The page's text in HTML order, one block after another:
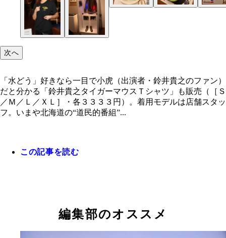
も販売（［Ｓ／Ｍ／Ｌ／ＸＬ］・各３３３３円）
レンチノ」ではないことに気付かず、韓国で約３
９８年放送の「シェフ大泉 車内でクリスマス・
ィー」で大泉が作った「エビチリ プレート」（
対決列島メニューの「宮城対決 ずんだ餅」（オ
ルカップ付き・１６８０円）。ディレクターの藤
藤村ことヒゲ村の似顔絵ラテ「ヒゲラテ（ホット
イス）」（６８０円）。ホットを手前から飲めば
を頼むと貰えるオリジナル牛乳瓶
一般販売されているグッズのほか、「ランチトー
グ」（赤と生成り２種・各１２００円）や「麩菓
次へ
「水どう」好きなら一目で小虎（出演者・鈴井貴之のファン）
だと分かる「鈴井貴之タイガーマウスＴシャツ」も販売（［Ｓ
／Ｍ／Ｌ／ＸＬ］・各３３３３円）。着用モデルは店舗スタッ
フ。いまや北海道の“道民的番組”...
この記事を読む
編集部のオススメ